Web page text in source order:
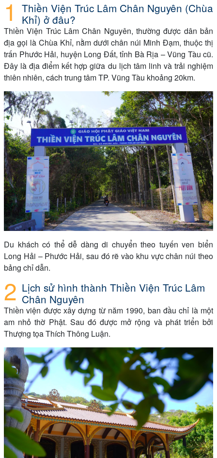
Thiền Viện Trúc Lâm Chân Nguyên (Chùa
Khỉ) ở đâu?
Thiền Viện Trúc Lâm Chân Nguyên, thường được dân bản
địa gọi là Chùa Khỉ, nằm dưới chân núi Minh Đạm, thuộc thị
trấn Phước Hải, huyện Long Đất, tỉnh Bà Rịa – Vũng Tàu cũ.
Đây là địa điểm kết hợp giữa du lịch tâm linh và trải nghiệm
thiên nhiên, cách trung tâm TP. Vũng Tàu khoảng 20km.
Du khách có thể dễ dàng di chuyển theo tuyến ven biển
Long Hải – Phước Hải, sau đó rẽ vào khu vực chân núi theo
bảng chỉ dẫn.
Lịch sử hình thành Thiền Viện Trúc Lâm
Chân Nguyên
Thiền viện được xây dựng từ năm 1990, ban đầu chỉ là một
am nhỏ thờ Phật. Sau đó được mở rộng và phát triển bởi
Thượng tọa Thích Thông Luận.